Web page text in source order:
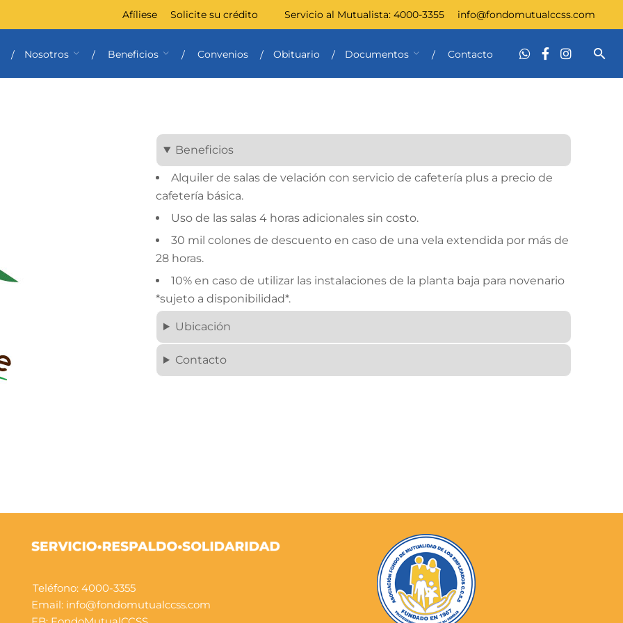
Afíliese Solicite su crédito Servicio al Mutualista: 4000-3355 info@fondomutualccss.com
Nosotros Beneficios Convenios Obituario Documentos Contacto
Beneficios
Alquiler de salas de velación con servicio de cafetería plus a precio de
cafetería básica.
Uso de las salas 4 horas adicionales sin costo.
30 mil colones de descuento en caso de una vela extendida por más de
28 horas.
10% en caso de utilizar las instalaciones de la planta baja para novenario
*sujeto a disponibilidad*.
Ubicación
Contacto
Teléfono: 4000-3355
Email: info@fondomutualccss.com